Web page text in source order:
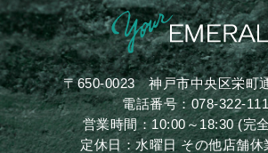
〒650-0023神戸市中央区栄町
電話番号：078-322-
営業時間：10:00～18:30 (完
定休日：水曜日 その他店舗休